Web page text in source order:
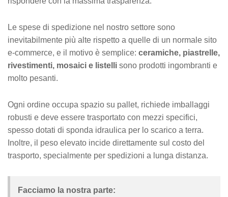
Le spese di spedizione nel nostro settore sono
inevitabilmente più alte rispetto a quelle di un normale sito
e-commerce, e il motivo è semplice: ceramiche, piastrelle,
rivestimenti, mosaici e listelli sono prodotti ingombranti e
molto pesanti.
Ogni ordine occupa spazio su pallet, richiede imballaggi
robusti e deve essere trasportato con mezzi specifici,
spesso dotati di sponda idraulica per lo scarico a terra.
Inoltre, il peso elevato incide direttamente sul costo del
trasporto, specialmente per spedizioni a lunga distanza.
Facciamo la nostra parte: